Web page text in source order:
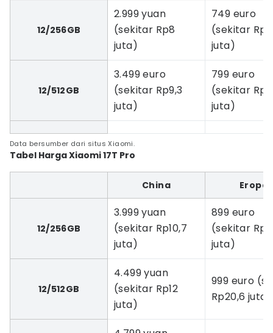
Data bersumber dari situs Xiaomi.
12/256GB
2.999 yuan
(sekitar Rp8
juta)
749 euro
(sekitar
juta)
12/512GB
3.499 euro
(sekitar Rp9,3
juta)
799 euro
(sekitar
juta)
Tabel Harga Xiaomi 17T Pro
China Eropa
12/256GB
3.999 yuan
(sekitar Rp10,7
juta)
899 euro
(sekitar
juta)
12/512GB
4.499 yuan
(sekitar Rp12
juta)
999 euro
Rp20,6 juta)